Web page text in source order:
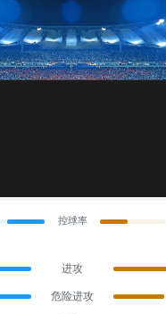
控球率
进攻
危险进攻